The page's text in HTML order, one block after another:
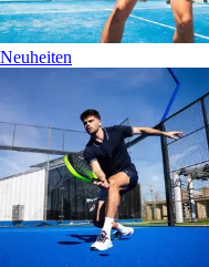
Neuheiten